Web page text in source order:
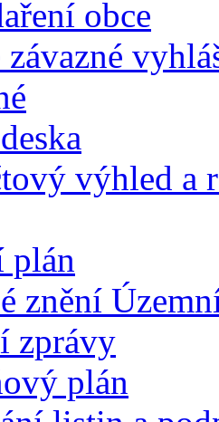
obce
závazné
výhled a
plán
znění
zprávy
plán